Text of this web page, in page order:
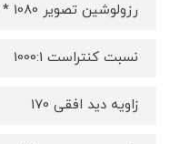
رزولوشین تصویر 1080 * 1920
نسبت کنتراست 1000:1
زاویه دید افقی 170